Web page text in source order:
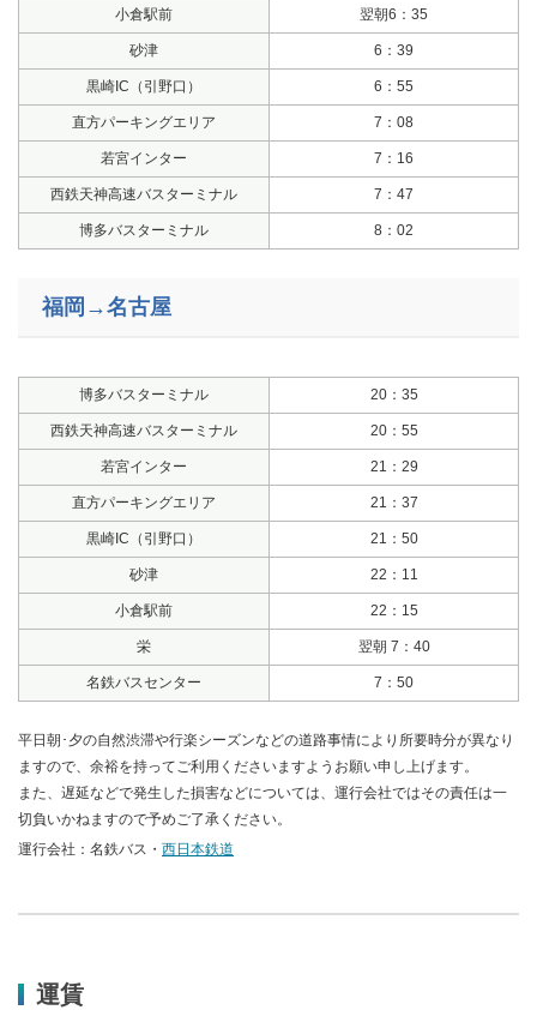
小倉駅前 翌朝6：35
砂津 6：39
黒崎IC（引野口） 6：55
直方パーキングエリア 7：08
若宮インター 7：16
西鉄天神高速バスターミナル 7：47
博多バスターミナル 8：02
福岡→名古屋
博多バスターミナル 20：35
西鉄天神高速バスターミナル 20：55
若宮インター 21：29
直方パーキングエリア 21：37
黒崎IC（引野口） 21：50
砂津 22：11
小倉駅前 22：15
栄 翌朝 7：40
名鉄バスセンター 7：50
平日朝･夕の自然渋滞や行楽シーズンなどの道路事情により所要時分が異なり
ますので、余裕を持ってご利用くださいますようお願い申し上げます。
また、遅延などで発生した損害などについては、運行会社ではその責任は一
切負いかねますので予めご了承ください。
運行会社：名鉄バス・ 西日本鉄道
運賃